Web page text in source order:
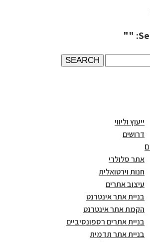
SEARCH
ייעוץ וליווי
דרושים
אתר סלולרי
חנות וירטואלית
עיצוב אתרים
בניית אתר אינטרנט
הקמת אתר אינטרנט
בניית אתרים רספונסיביים
בניית אתר תדמית